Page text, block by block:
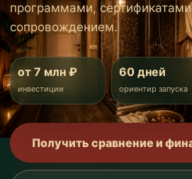
программами,
сопровождением.
от 7 млн ₽
инвестиции
60 дней
ориентир запуска
Получить сравнение и